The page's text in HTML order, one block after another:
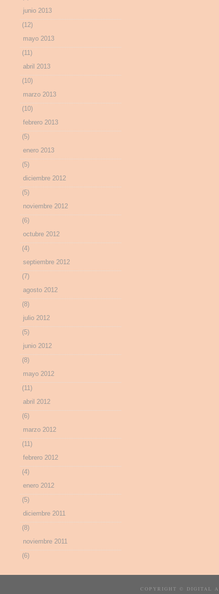
junio 2013
(12)
mayo 2013
(11)
abril 2013
(10)
marzo 2013
(10)
febrero 2013
(5)
enero 2013
(5)
diciembre 2012
(5)
noviembre 2012
(6)
octubre 2012
(4)
septiembre 2012
(7)
agosto 2012
(8)
julio 2012
(5)
junio 2012
(8)
mayo 2012
(11)
abril 2012
(6)
marzo 2012
(11)
febrero 2012
(4)
enero 2012
(5)
diciembre 2011
(8)
noviembre 2011
(6)
COPYRIGHT © DIGITAL